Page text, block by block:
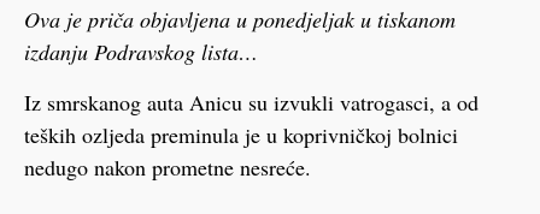
Ova je priča objavljena u ponedjeljak u tiskanom
izdanju Podravskog lista…
Iz smrskanog auta Anicu su izvukli vatrogasci, a od
teških ozljeda preminula je u koprivničkoj bolnici
nedugo nakon prometne nesreće.